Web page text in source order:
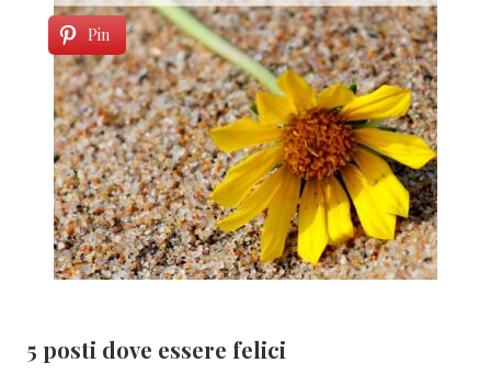
Pin
5 posti dove essere felici